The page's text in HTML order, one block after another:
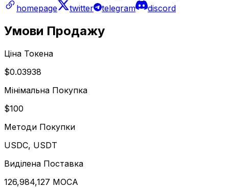
homepage
twitter telegram discord
Умови Продажу
Ціна Токена
$0.03938
Мінімальна Покупка
$100
Методи Покупки
USDC, USDT
Виділена Поставка
126,984,127 MOCA